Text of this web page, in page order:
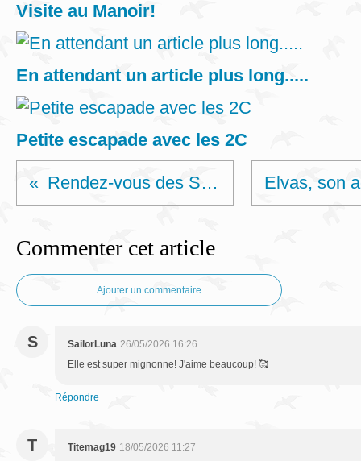
Visite au Manoir!
En attendant un article plus long.....
Petite escapade avec les 2C
Rendez-vous des SAL créatifs
Commenter cet article
Ajouter un commentaire
S SailorLuna 26/05/2026 16:26
Elle est super mignonne! J'aime beaucoup! 🥰
Répondre
T Titemag19 18/05/2026 11:27